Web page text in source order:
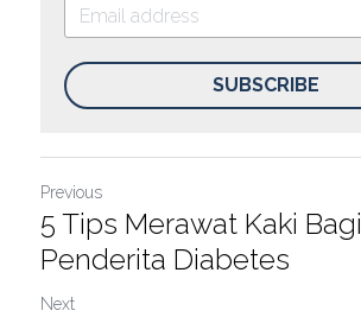
SUBSCRIBE
Previous
5 Tips Merawat Kaki Bagi
Penderita Diabetes
Next